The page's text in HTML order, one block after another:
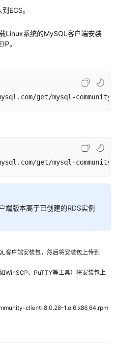
ECS。
Linux系统的MySQL客户端安装
。
get/mysql-
get/mysql-
端版本高于已创建的RDS实例
客户端安装包，然后将安装包上传到
WinSCP、PuTTY等工具）将安装包上
client-8.0.28-1.el6.x86_64.rpm